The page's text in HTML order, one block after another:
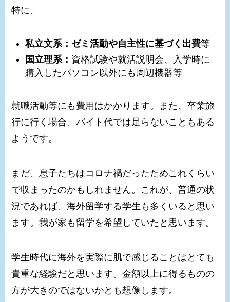
特に、
私立文系：ゼミ活動や自主性に基づく出費等
国立理系： 資格試験や就活説明会、入学時に
購入したパソコン以外にも周辺機器等
就職活動等にも費用はかかります。また、卒業旅
行に行く場合、バイト代では足らないこともある
ようです。
まだ、息子たちはコロナ禍だったためこれくらい
で収まったのかもしれません。これが、普通の状
況であれば、海外留学する学生も多くいると思い
ます。我が家も留学を希望していたと思います。
学生時代に海外を実際に肌で感じることはとても
貴重な経験だと思います。金額以上に得るものの
方が大きのではないかとも想像します。